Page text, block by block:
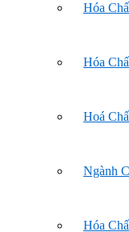
Hóa
Hóa
Hoá
Ngành
Hóa